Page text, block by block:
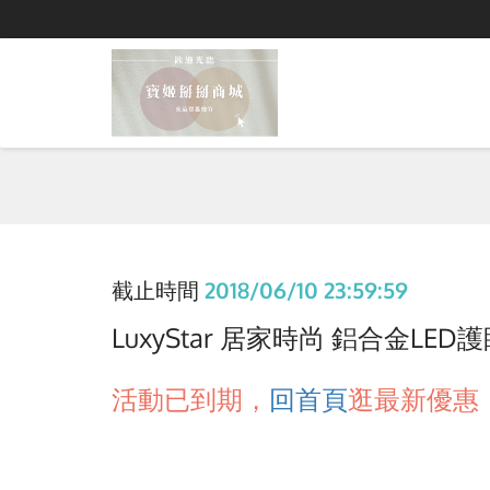
截止時間 2018/06/10 23:59:59
LuxyStar 居家時尚 鋁合金LED
活動已到期， 回首頁逛最新優惠